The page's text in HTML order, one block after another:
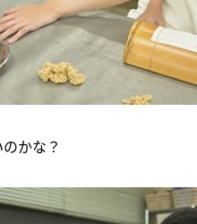
かな？